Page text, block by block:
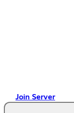
Join Server